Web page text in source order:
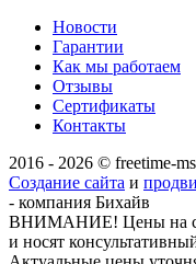
Новости
Гарантии
Как мы работаем
Отзывы
Сертификаты
Контакты
2016 - 2026 © freetime-
Создание сайта и
- компания Бихайв
ВНИМАНИЕ! Цены на
и носят